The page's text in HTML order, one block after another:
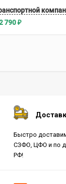
790₽
Быстро
СЗФО, ЦФО и по
РФ!